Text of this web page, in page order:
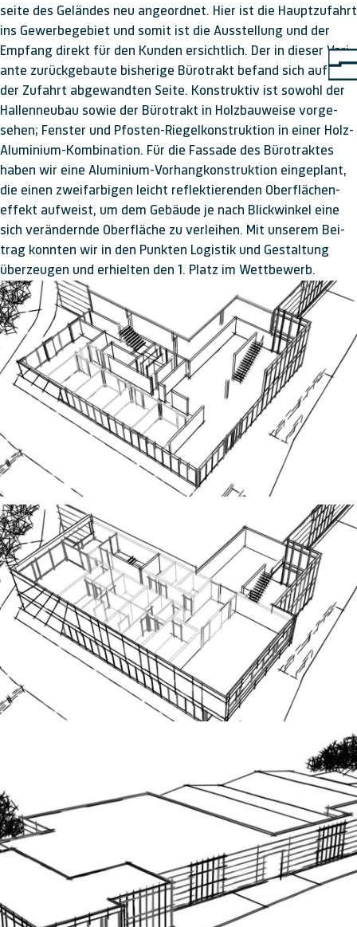
seite des Ge­ländes neu angeordnet. Hier ist die Haupt­zu­fahrt
ins Ge­werbe­gebiet und somit ist die Aus­stellung und der
Empfang direkt für den Kunden er­sicht­lich. Der in dieser Vari­
ante zu­rück­ge­baute bis­herige Büro­trakt be­fand sich auf der
der Zu­fahrt ab­ge­wandten Seite. Kons­truk­tiv ist so­wohl der
Hallen­neu­bau sowie der Büro­trakt in Holz­bau­weise vor­ge­
sehen; Fenster und Pfosten-Riegel­kons­truk­tion in einer Holz-
Alu­mini­um-Kom­bi­nation. Für die Fassade des Büro­traktes
haben wir eine Alu­mini­um-Vor­hang­kons­truktion ein­ge­plant,
die einen zwei­farbigen leicht reflek­tieren­den Ober­flächen­
effekt auf­weist, um dem Ge­bäude je nach Blick­winkel eine
sich ver­ändernde Ober­fläche zu ver­leihen. Mit unserem Bei­
trag konnten wir in den Punkten Lo­gis­tik und Ge­stal­tung
über­zeugen und er­hielten den 1. Platz im Wett­be­werb.